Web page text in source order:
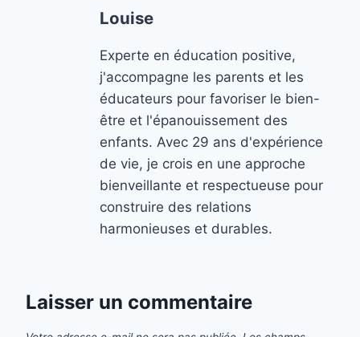
Louise
Experte en éducation positive,
j'accompagne les parents et les
éducateurs pour favoriser le bien-
être et l'épanouissement des
enfants. Avec 29 ans d'expérience
de vie, je crois en une approche
bienveillante et respectueuse pour
construire des relations
harmonieuses et durables.
Laisser un commentaire